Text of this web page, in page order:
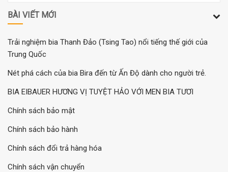
BÀI VIẾT MỚI
Trải nghiệm bia Thanh Đảo (Tsing Tao) nổi tiếng thế giới của
Trung Quốc
Nét phá cách của bia Bira đến từ Ấn Độ dành cho người trẻ.
BIA EIBAUER HƯƠNG VỊ TUYỆT HẢO VỚI MEN BIA TƯƠI
Chính sách bảo mật
Chính sách bảo hành
Chính sách đổi trả hàng hóa
Chính sách vận chuyển